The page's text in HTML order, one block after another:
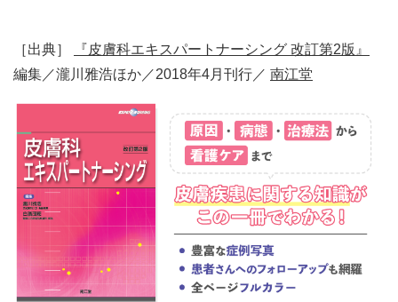
［出典］
『皮膚科エキスパートナーシング 改訂第2版』
編集／瀧川雅浩ほか／2018年4月刊行／ 南江堂